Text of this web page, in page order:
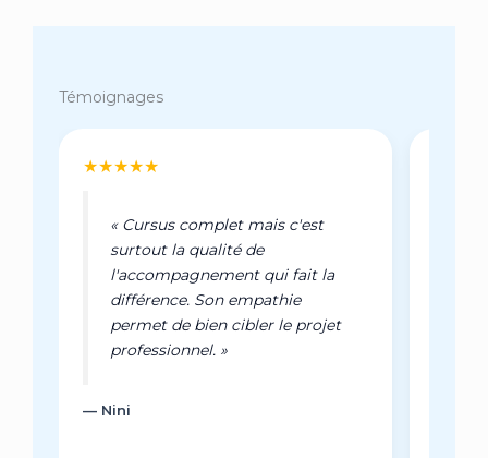
Témoignages
★★★★★
« Cursus complet mais c'est
surtout la qualité de
l'accompagnement qui fait la
différence. Son empathie
permet de bien cibler le projet
professionnel. »
— Nini